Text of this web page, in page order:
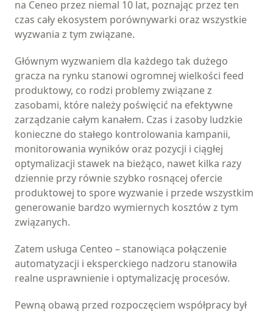
na Ceneo przez niemal 10 lat, poznając przez ten
czas cały ekosystem porównywarki oraz wszystkie
wyzwania z tym związane.
Głównym wyzwaniem dla każdego tak dużego
gracza na rynku stanowi ogromnej wielkości feed
produktowy, co rodzi problemy związane z
zasobami, które należy poświęcić na efektywne
zarządzanie całym kanałem. Czas i zasoby ludzkie
konieczne do stałego kontrolowania kampanii,
monitorowania wyników oraz pozycji i ciągłej
optymalizacji stawek na bieżąco, nawet kilka razy
dziennie przy równie szybko rosnącej ofercie
produktowej to spore wyzwanie i przede wszystkim
generowanie bardzo wymiernych kosztów z tym
związanych.
Zatem usługa Centeo – stanowiąca połączenie
automatyzacji i eksperckiego nadzoru stanowiła
realne usprawnienie i optymalizację procesów.
Pewną obawą przed rozpoczęciem współpracy był